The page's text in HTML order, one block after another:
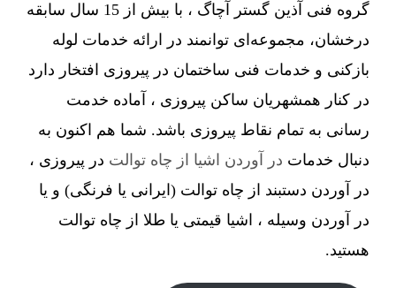
گروه فنی آذین گستر آچاگ ، با بیش از 15 سال سابقه
درخشان، مجموعه‌ای توانمند در ارائه خدمات لوله
بازکنی و خدمات فنی ساختمان در پیروزی افتخار دارد
در کنار همشهریان ساکن پیروزی ، آماده خدمت
رسانی به تمام نقاط پیروزی باشد. شما هم اکنون به
دنبال خدمات در آوردن اشیا از چاه توالت در پیروزی ،
در آوردن دستبند از چاه توالت (ایرانی یا فرنگی) و یا
در آوردن وسیله ، اشیا قیمتی یا طلا از چاه توالت
هستید.